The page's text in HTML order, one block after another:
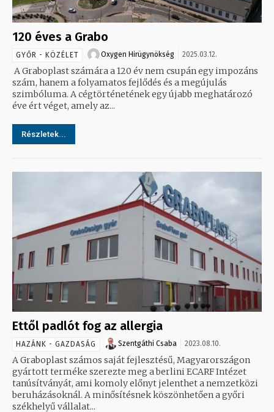
120 éves a Grabo
GYŐR - KÖZÉLET Oxygen Hirügynökség 2025.03.12.
A Graboplast számára a 120 év nem csupán egy impozáns
szám, hanem a folyamatos fejlődés és a megújulás
szimbóluma. A cégtörténetének egy újabb meghatározó
éve ért véget, amely az...
Részletek...
Ettől padlót fog az allergia
HAZÁNK - GAZDASÁG Szentgáthi Csaba 2023.08.10.
A Graboplast számos saját fejlesztésű, Magyarországon
gyártott terméke szerezte meg a berlini ECARF Intézet
tanúsítványát, ami komoly előnyt jelenthet a nemzetközi
beruházásoknál. A minősítésnek köszönhetően a győri
székhelyű vállalat...